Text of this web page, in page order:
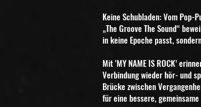
Keine Schubladen: Vom Pop-
„The Groove The Sound“
in keine Epoche passt,
Mit 'MY NAME IS ROCK’
Verbindung wieder hör- und
Brücke zwischen
für eine bessere,